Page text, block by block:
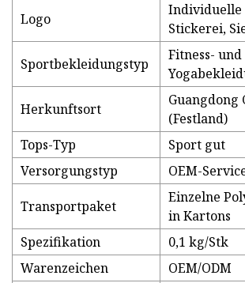
Logo
Individuelle
Stickerei,
Sportbekleidungstyp
Fitness- und
Herkunftsort
Guangdong
(Festland)
Tops-Typ
Sport gut
Versorgungstyp
OEM-
Transportpaket
Einzelne
in Kartons
Spezifikation
0,1 kg/Stk
Warenzeichen
OEM/ODM